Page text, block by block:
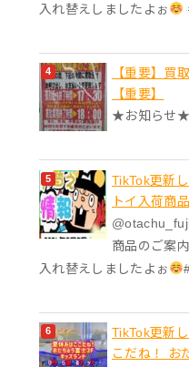
入れ替えしましたよぉ
【重要】買
【重要】
★お知らせ★
TikTok更新
トイ入荷商品
商品のご案
入れ替えしましたよぉ
TikTok更新
こだね！ お